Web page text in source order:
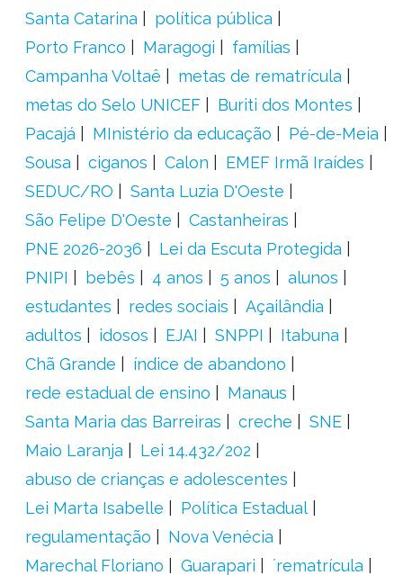
Santa Catarina
política pública
Porto Franco
Maragogi
famílias
Campanha Voltaê
metas de rematrícula
metas do Selo UNICEF
Buriti dos Montes
Pacajá
MInistério da educação
Pé-de-Meia
Sousa
ciganos Calon
EMEF Irmã Iraídes
SEDUC/RO
Santa Luzia D'Oeste
São Felipe D'Oeste
Castanheiras
PNE 2026-2036
Lei da Escuta Protegida
PNIPI
bebês 4 anos 5 anos
alunos
estudantes
redes sociais
Açailândia
adultos
idosos EJAI SNPPI
Itabuna
Chã Grande
índice de abandono
rede estadual de ensino
Manaus
Santa Maria das Barreiras
creche
SNE
Maio Laranja
Lei 14.432/202
abuso de crianças e adolescentes
Lei Marta Isabelle
Política Estadual
regulamentação
Nova Venécia
Marechal Floriano
Guarapari
´rematrícula